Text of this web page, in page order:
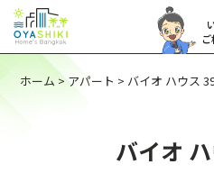
ご
ホーム > アパート > バイオ ハウス
バイオ